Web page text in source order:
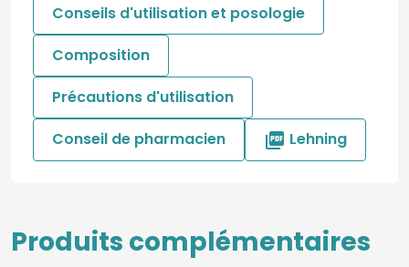
Conseils d'utilisation et posologie
Composition
Précautions d'utilisation
Conseil de pharmacien
 Lehning
Produits complémentaires